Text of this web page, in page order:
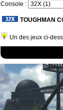
Console :
TOUGHMAN
Un des jeux ci-